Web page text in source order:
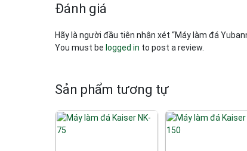
Đánh giá
Hãy là người đầu tiên nhận xét “Máy làm đá
You must be logged in to post a review.
Sản phẩm tương tự